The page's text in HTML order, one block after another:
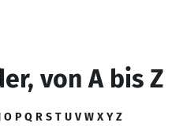
von A bis Z
O P Q R S T U V W X Y Z